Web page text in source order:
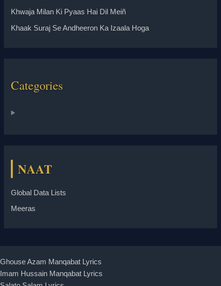
Khwaja Milan Ki Pyaas Hai Dil Meiñ
Khaak Suraj Se Andheeron Ka Izaala Hoga
Categories
NAAT
Global Data Lists
Meeras
Ghouse Azam Manqabat Lyrics
Imam Hussain Manqabat Lyrics